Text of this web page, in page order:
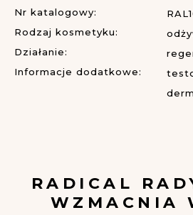
Nr katalogowy:
Rodzaj kosmetyku:
Działanie:
Informacje dodatkowe:
RADICAL
WZMACNIA